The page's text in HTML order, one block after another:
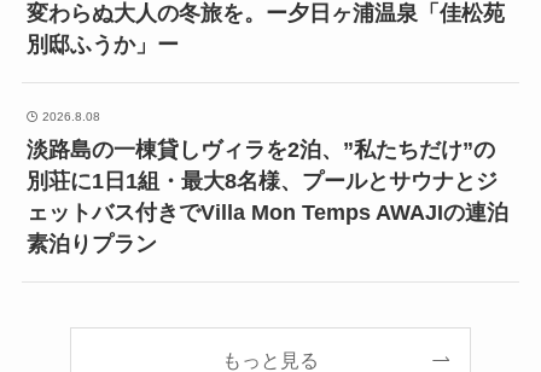
変わらぬ大人の冬旅を。ー夕日ヶ浦温泉「佳松苑
別邸ふうか」ー
2026.8.08
淡路島の一棟貸しヴィラを2泊、”私たちだけ”の
別荘に1日1組・最大8名様、プールとサウナとジ
ェットバス付きでVilla Mon Temps AWAJIの連泊
素泊りプラン
もっと見る